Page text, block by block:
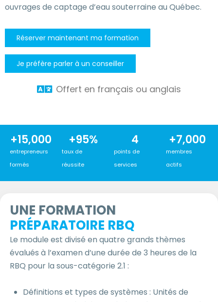
ouvrages de captage d’eau souterraine au Québec.
Réserver maintenant ma formation
Je préfère parler à un conseiller
Offert en français ou anglais
entrepreneurs
formés
+15,000
taux de
réussite
+95%
points de
services
4
membres
actifs
+7,000
UNE FORMATION
PRÉPARATOIRE RBQ
Le module est divisé en quatre grands thèmes
évalués à l’examen d’une durée de 3 heures de la
RBQ pour la sous-catégorie 2.1 :
Définitions et types de systèmes : Unités de